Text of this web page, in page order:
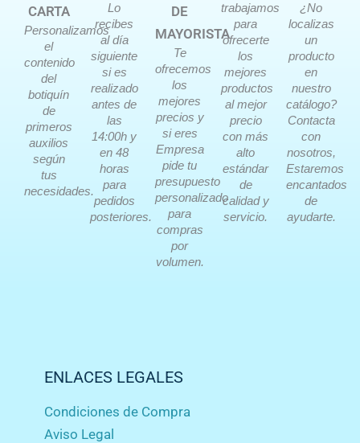
CARTA
Personalizamos
el
contenido
del
botiquín
de
primeros
auxilios
según
tus
necesidades.
Lo
recibes
al día
siguiente
si es
realizado
antes de
las
14:00h y
en 48
horas
para
pedidos
posteriores.
DE
MAYORISTA
Te
ofrecemos
los
mejores
precios y
si eres
Empresa
pide tu
presupuesto
personalizado
para
compras
por
volumen.
trabajamos
para
ofrecerte
los
mejores
productos
al mejor
precio
con más
alto
estándar
de
calidad y
servicio.
¿No
localizas
un
producto
en
nuestro
catálogo?
Contacta
con
nosotros,
Estaremos
encantados
de
ayudarte.
ENLACES LEGALES
Condiciones de Compra
Aviso Legal